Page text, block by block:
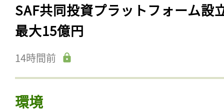
SAF共同投資プラットフォーム設
最大15億円
14時間前
環境